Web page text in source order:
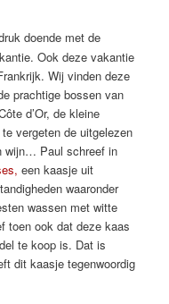
doende met de
Ook deze vakantie
Wij vinden deze
prachtige bossen van
d’Or, de kleine
vergeten de uitgelezen
wijn… Paul schreef in
een kaasje uit
waaronder
wassen met witte
toen ook dat deze kaas
te koop is. Dat is
dit kaasje tegenwoordig